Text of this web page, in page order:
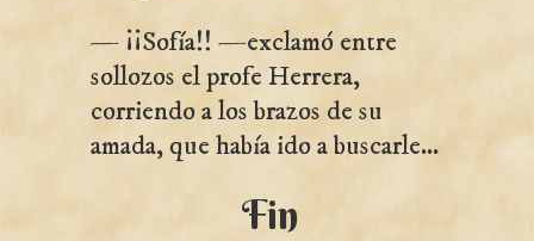
— ¡¡Sofía!! —exclamó entre
sollozos el profe Herrera,
corriendo a los brazos de su
amada, que había ido a buscarle...
Fin